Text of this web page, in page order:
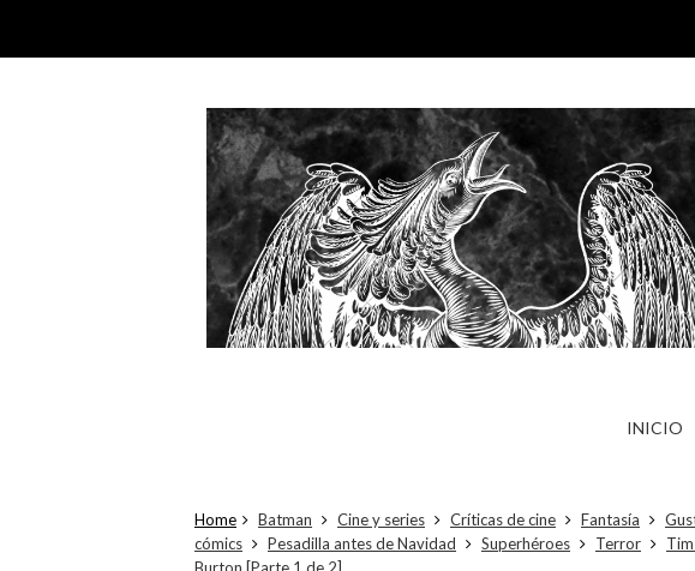
INICIO
Home Batman Cine y series Críticas de cine Fantasía
cómics
Pesadilla antes de Navidad Superhéroes Terror